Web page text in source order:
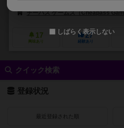
チーパス ゲームズ（Cheapass
17
興味あり
27
経験あり
クイック検索
登録状況
最近登録された順
しばらく表示しない